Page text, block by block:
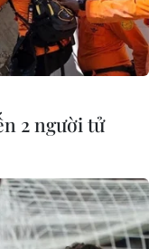
2 người tử